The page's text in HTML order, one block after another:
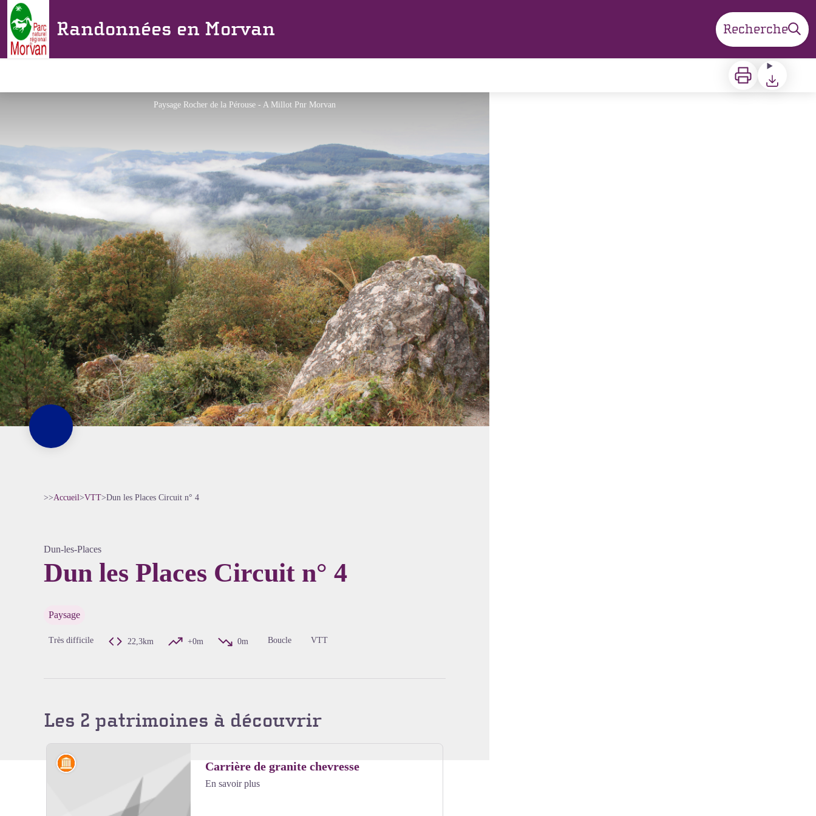
Randonnées en Morvan Recherche
Imprimer Télécharger
Paysage Rocher de la Pérouse - A Millot Pnr Morvan
>>Accueil>VTT>Dun les Places Circuit n° 4
Dun-les-Places
Dun les Places Circuit n° 4
Paysage
Très difficile 22,3km +0m 0m Boucle VTT
Les 2 patrimoines à découvrir
Artisanat et industrie Carrière de granite chevresse
En savoir plus